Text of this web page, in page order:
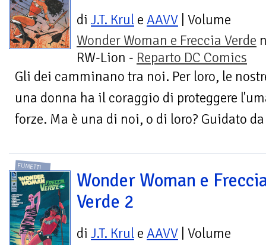
di J.T. Krul e AAVV | Volume
Wonder Woman e Freccia Verde
RW-Lion - Reparto DC Comics
Gli dei camminano tra noi. Per loro, le
una donna ha il coraggio di proteggere
forze. Ma è una di noi, o di loro? Guidato
FUMETTI
Wonder Woman e
Verde 2
di J.T. Krul e AAVV | Volume